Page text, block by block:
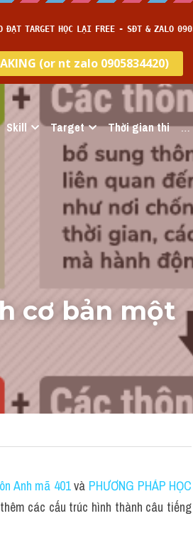
Skill Target Thời gian thi …
cơ bản một
Anh mã 401 và PHƯƠNG PHÁP HỌC
các cấu trúc hình thành câu tiếng